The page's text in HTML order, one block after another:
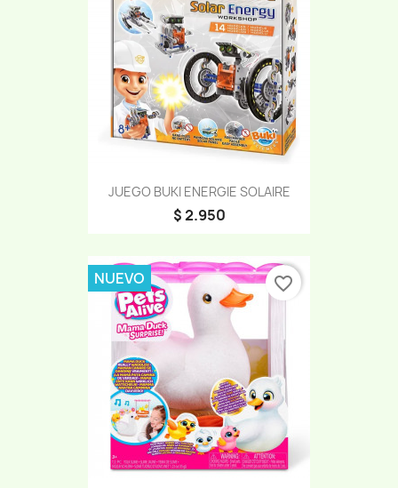
JUEGO BUKI ENERGIE SOLAIRE
$ 2.950
NUEVO favorite_border